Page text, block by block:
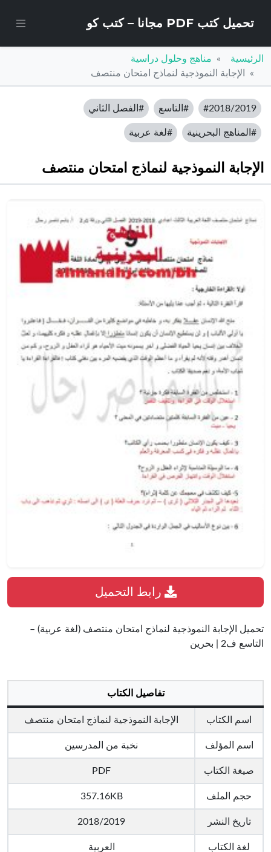
تحميل كتب PDF مجانا – كتب كو
الرئيسية
مناهج وحلول دراسية
الإجابة النموذجية لنماذج امتحان منتصف
#2018/2019 #التاسع #الفصل الثاني
#المناهج البحرينية #لغة عربية
الإجابة النموذجية لنماذج امتحان منتصف
تحميل الإجابة النموذجية لنماذج امتحان منتصف (لغة عربية) –
التاسع ف2 | بحرين
تفاصيل الكتاب
اسم الكتاب الإجابة النموذجية لنماذج امتحان منتصف
اسم المؤلف نخبة من المدرسين
صيغة الكتاب PDF
حجم الملف 357.16KB
تاريخ النشر 2018/2019
لغة الكتاب العربية